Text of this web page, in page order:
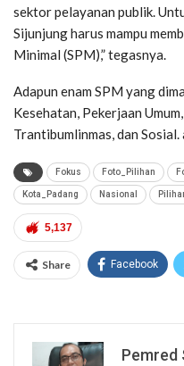
sektor pelayanan publik.
Sijunjung harus mampu
Minimal (SPM),” tegasnya.
Adapun enam SPM yang
Kesehatan, Pekerjaan
Trantibumlinmas, dan Sosial.
Fokus Foto_Pilihan
Kota_Padang Nasional
5,137
Share Facebook
Pemred